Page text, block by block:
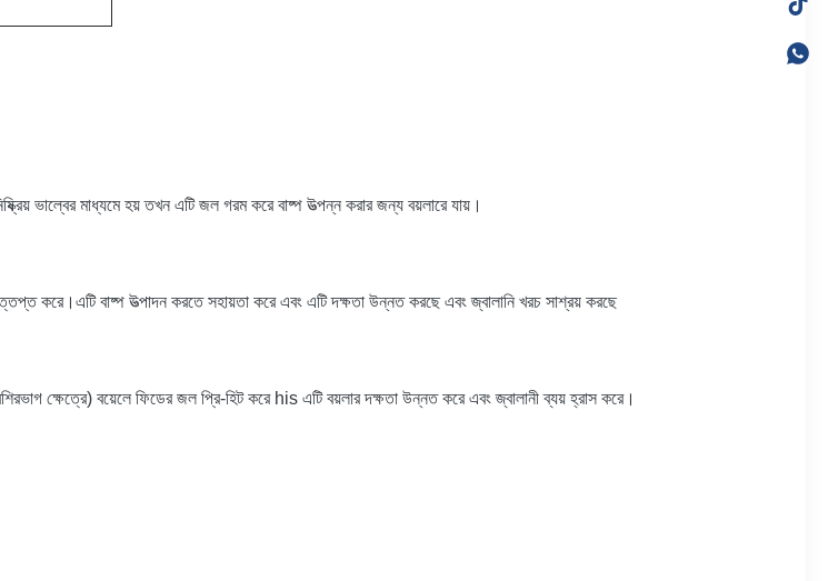
ভাল্বের মাধ্যমে হয় তখন এটি জল গরম করে বাষ্প উত্পন্ন করার জন্য বয়লারে যায়।
করে।এটি বাষ্প উত্পাদন করতে সহায়তা করে এবং এটি দক্ষতা উন্নত করছে এবং জ্বালানি খরচ সাশ্রয় করছে
ক্ষেত্রে) বয়েলে ফিডের জল প্রি-হিট করে his এটি বয়লার দক্ষতা উন্নত করে এবং জ্বালানী ব্যয় হ্রাস করে।